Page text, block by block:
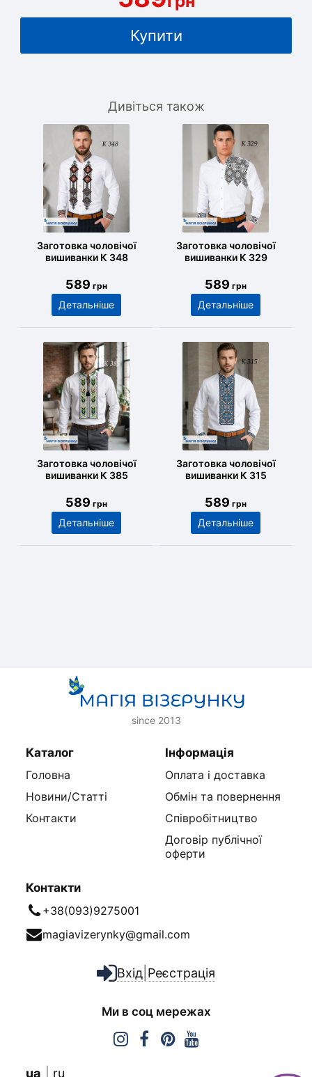
Купити
Дивіться також
Заготовка чоловічої
вишиванки К 348
589 грн
Детальніше
Заготовка чоловічої
вишиванки К 329
589 грн
Детальніше
Заготовка чоловічої
вишиванки К 385
589 грн
Детальніше
Заготовка чоловічої
вишиванки К 315
589 грн
Детальніше
since 2013
Каталог
Головна
Новини/Статті
Контакти
Інформація
Оплата і доставка
Обмін та повернення
Співробітництво
Договір публічної
оферти
Контакти
+38(093)9275001
magiavizerynky@gmail.com
Вхід Реєстрація
Ми в соц мережах
ua ru